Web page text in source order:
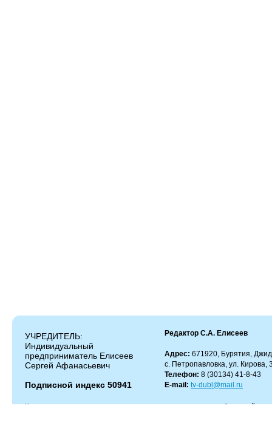
УЧРЕДИТЕЛЬ:
Индивидуальный
предприниматель Елисеев
Сергей Афанасьевич
Подписной индекс 50941
Редактор С.А. Елисеев
Адрес: 671920, Бурятия,
с. Петропавловка, ул. Кирова,
Телефон: 8 (30134) 41-8-43
E-mail: tv-dubl@mail.ru
Копирование и цитирование материалов разрешено только с работающей